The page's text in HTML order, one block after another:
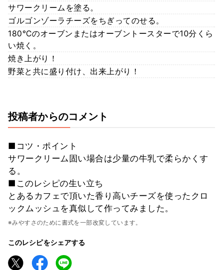
サワークリームを塗る。
ゴルゴンゾーラチーズをちぎってのせる。
180℃のオーブンまたはオーブントースターで10分くら
い焼く。
焼き上がり！
野菜と共に盛り付け、出来上がり！
投稿者からのコメント
■コツ・ポイント
サワークリーム固い場合は少量の牛乳で柔らかくす
る。
■このレシピの生い立ち
とあるカフェで頂いた香り高いチーズを使ったクロ
ックムッシュを真似して作ってみました。
※みやすさのために書式を一部改変しています。
このレシピをシェアする